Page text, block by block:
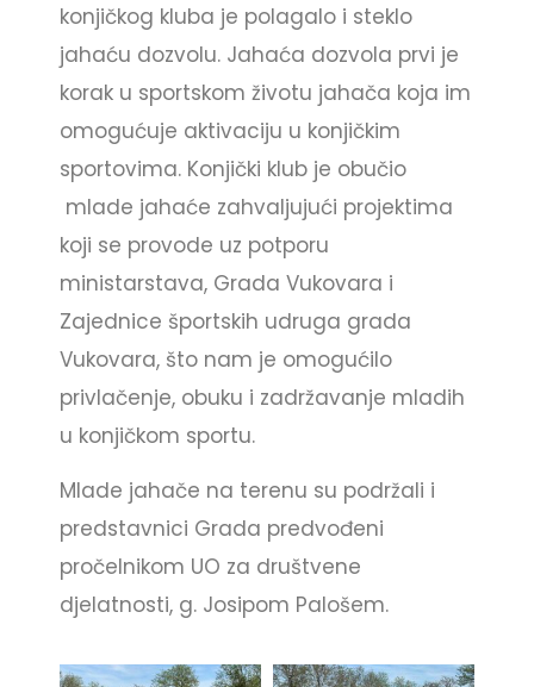
konjičkog kluba je polagalo i steklo
jahaću dozvolu. Jahaća dozvola prvi je
korak u sportskom životu jahača koja im
omogućuje aktivaciju u konjičkim
sportovima. Konjički klub je obučio
mlade jahaće zahvaljujući projektima
koji se provode uz potporu
ministarstava, Grada Vukovara i
Zajednice športskih udruga grada
Vukovara, što nam je omogućilo
privlačenje, obuku i zadržavanje mladih
u konjičkom sportu.
Mlade jahače na terenu su podržali i
predstavnici Grada predvođeni
pročelnikom UO za društvene
djelatnosti, g. Josipom Palošem.